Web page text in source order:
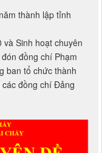
thành lập tỉnh
Sinh hoạt chuyên
đồng chí Phạm
ban tổ chức thành
đồng chí Đảng